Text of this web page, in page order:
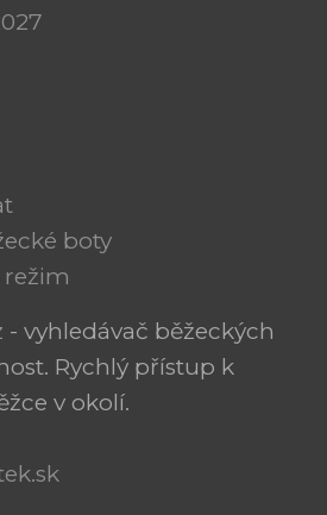
boty
režim
- vyhledávač běžeckých
Rychlý přístup k
v okolí.